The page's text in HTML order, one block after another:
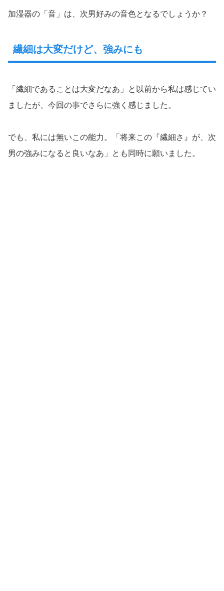
加湿器の「音」は、次男好みの音色となるでしょうか？
繊細は大変だけど、強みにも
「繊細であることは大変だなあ」と以前から私は感じてい
ましたが、今回の事でさらに強く感じました。
でも、私には無いこの能力。「将来この『繊細さ』が、次
男の強みになると良いなあ」とも同時に願いました。